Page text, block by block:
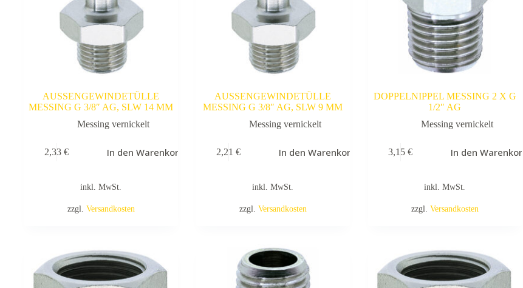
AUSSENGEWINDETÜLLE
MESSING G 3/8″ AG, SLW 14 MM
Messing vernickelt
2,33€ In den Warenkorb
inkl. MwSt.
zzgl. Versandkosten
AUSSENGEWINDETÜLLE
MESSING G 3/8″ AG, SLW 9 MM
Messing vernickelt
2,21€ In den Warenkorb
inkl. MwSt.
zzgl. Versandkosten
DOPPELNIPPEL MESSING 2 X G
1/2″ AG
Messing vernickelt
3,15€ In den Warenkorb
inkl. MwSt.
zzgl. Versandkosten